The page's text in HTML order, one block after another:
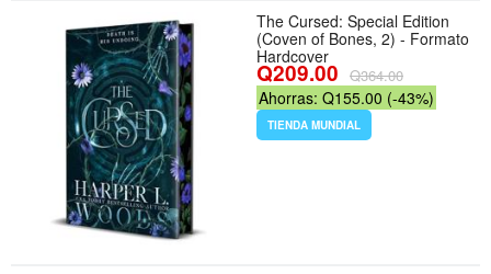
The Cursed: Special Edition
(Coven of Bones, 2) - Formato
Hardcover
Q209.00 Q364.00
Ahorras: Q155.00 (-43%)
TIENDA MUNDIAL